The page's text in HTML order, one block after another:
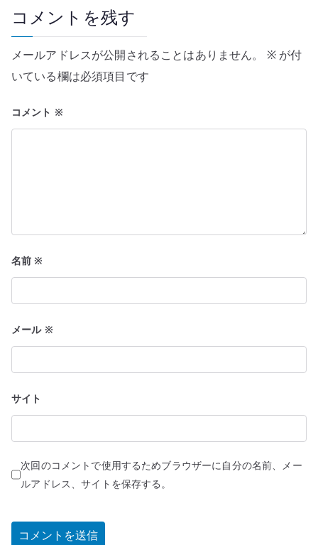
ー
シ
ョ
ン
コメントを残す
メールアドレスが公開されることはありません。 ※が付
いている欄は必須項目です
コメント ※
名前※
メール ※
サイト
次回のコメントで使用するためブラウザーに自分の名前、メー
ルアドレス、サイトを保存する。